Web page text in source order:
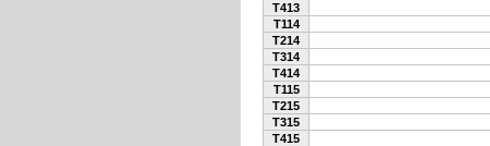
T413
T114
T214
T314
T414
T115
T215
T315
T415